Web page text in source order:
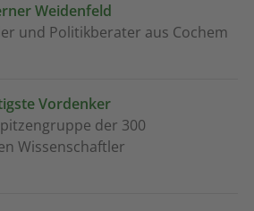
Weidenfeld
und Politikberater aus Cochem
Vordenker
der 300
Wissenschaftler